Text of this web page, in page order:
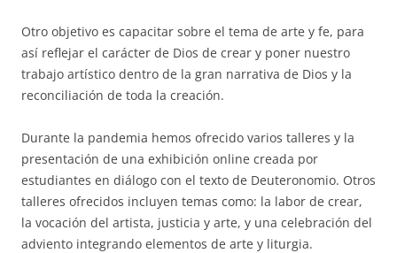
Otro objetivo es capacitar sobre el tema de arte y fe, para
así reflejar el carácter de Dios de crear y poner nuestro
trabajo artístico dentro de la gran narrativa de Dios y la
reconciliación de toda la creación.
Durante la pandemia hemos ofrecido varios talleres y la
presentación de una exhibición online creada por
estudiantes en diálogo con el texto de Deuteronomio. Otros
talleres ofrecidos incluyen temas como: la labor de crear,
la vocación del artista, justicia y arte, y una celebración del
adviento integrando elementos de arte y liturgia.